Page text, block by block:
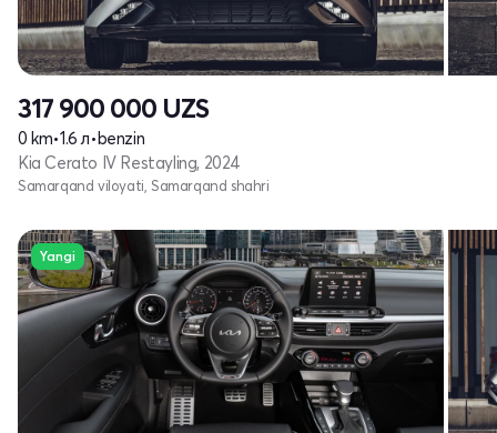
317 900 000 UZS
0 km•1.6 л•benzin
Kia Cerato IV Restayling, 2024
Samarqand viloyati, Samarqand shahri
Yangi